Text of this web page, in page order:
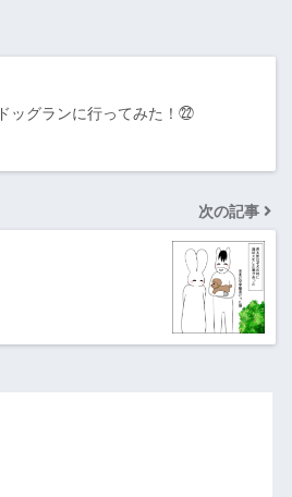
ッグランに行ってみた！㉒
次の記事